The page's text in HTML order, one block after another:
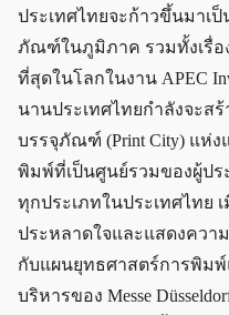
ประเทศไทยจะก้าวขึ้นมาเ
ภัณฑ์ในภูมิภาค รวมทั้งเรื่อ
ที่สุดในโลกในงาน APEC
นานประเทศไทยกำลังจะส
บรรจุภัณฑ์ (Print City) แห่ง
พิมพ์ที่เป็นศูนย์รวมของผู้ป
ทุกประเภทในประเทศไทย
ประหลาดใจและแสดงควา
กับแผนยุทธศาสตร์การพิม
บริหารของ Messe